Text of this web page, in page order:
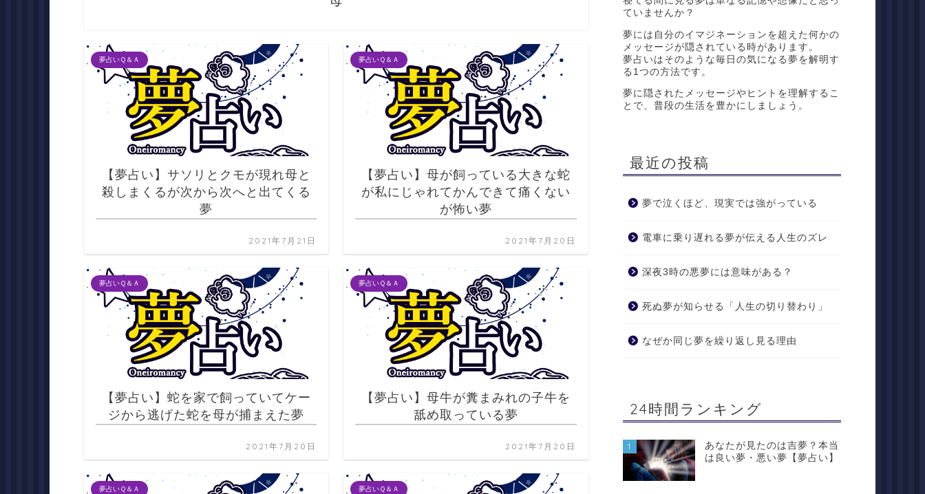
夢占いＱ＆Ａ
【夢占い】サソリとクモが現れ母と
殺しまくるが次から次へと出てくる
夢
2021年7月21日
夢占いＱ＆Ａ
【夢占い】母が飼っている大きな蛇
が私にじゃれてかんできて痛くない
が怖い夢
2021年7月20日
夢占いＱ＆Ａ
【夢占い】蛇を家で飼っていてケー
ジから逃げた蛇を母が捕まえた夢
2021年7月20日
夢占いＱ＆Ａ
【夢占い】母牛が糞まみれの子牛を
舐め取っている夢
2021年7月20日
夢占いＱ＆Ａ 夢占いＱ＆Ａ
ていませんか？
夢には自分のイマジネーションを超えた何かの
メッセージが隠されている時があります。
夢占いはそのような毎日の気になる夢を解明す
る1つの方法です。
夢に隠されたメッセージやヒントを理解するこ
とで、普段の生活を豊かにしましょう。
最近の投稿
夢で泣くほど、現実では強がっている
電車に乗り遅れる夢が伝える人生のズレ
深夜3時の悪夢には意味がある？
死ぬ夢が知らせる「人生の切り替わり」
なぜか同じ夢を繰り返し見る理由
24時間ランキング
1
あなたが見たのは吉夢？本当
は良い夢・悪い夢【夢占い】